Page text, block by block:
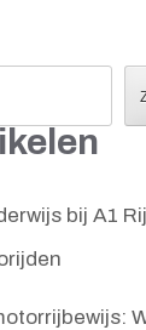
bij A1